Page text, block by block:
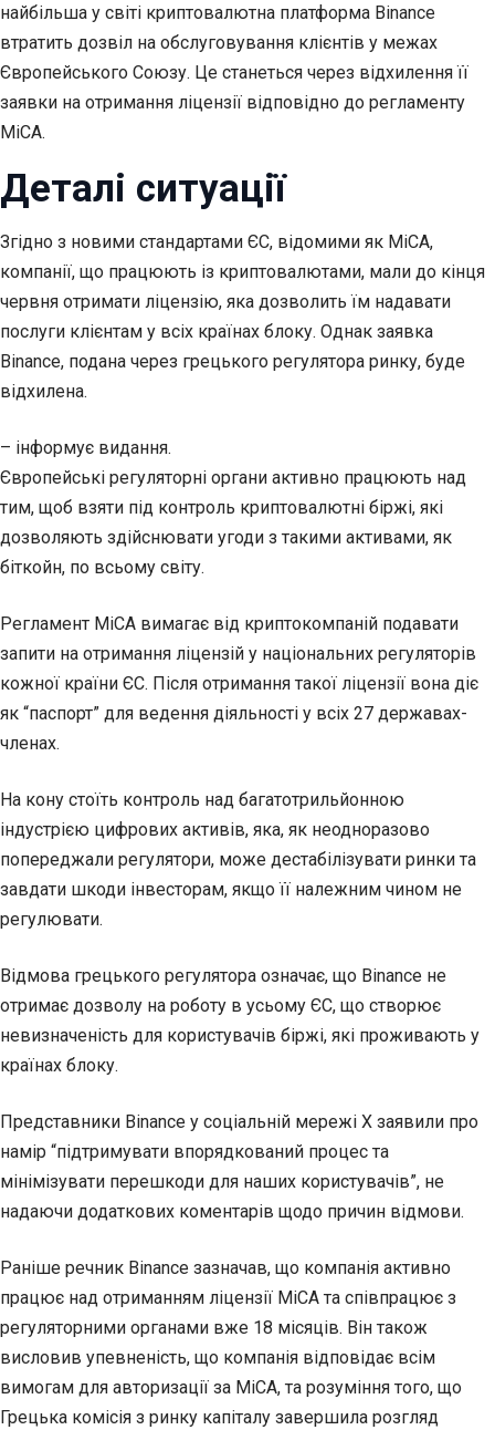
найбільша у світі криптовалютна платформа Binance
втратить дозвіл на обслуговування клієнтів у межах
Європейського Союзу. Це станеться через відхилення її
заявки на отримання ліцензії відповідно до регламенту
MiCA.
Деталі ситуації
Згідно з новими стандартами ЄС, відомими як MiCA,
компанії, що працюють із криптовалютами, мали до кінця
червня отримати ліцензію, яка дозволить їм надавати
послуги клієнтам у всіх країнах блоку. Однак заявка
Binance, подана через грецького регулятора ринку, буде
відхилена.
– інформує видання.
Європейські регуляторні органи активно працюють над
тим, щоб взяти під контроль криптовалютні біржі, які
дозволяють здійснювати угоди з такими активами, як
біткойн, по всьому світу.
Регламент MiCA вимагає від криптокомпаній подавати
запити на отримання ліцензій у національних регуляторів
кожної країни ЄС. Після отримання такої ліцензії вона діє
як “паспорт” для ведення діяльності у всіх 27 державах-
членах.
На кону стоїть контроль над багатотрильйонною
індустрією цифрових активів, яка, як неодноразово
попереджали регулятори, може дестабілізувати ринки та
завдати шкоди інвесторам, якщо її належним чином не
регулювати.
Відмова грецького регулятора означає, що Binance не
отримає дозволу на роботу в усьому ЄС, що створює
невизначеність для користувачів біржі, які проживають у
країнах блоку.
Представники Binance у соціальній мережі X заявили про
намір “підтримувати впорядкований процес та
мінімізувати перешкоди для наших користувачів”, не
надаючи додаткових коментарів щодо причин відмови.
Раніше речник Binance зазначав, що компанія активно
працює над отриманням ліцензії MiCA та співпрацює з
регуляторними органами вже 18 місяців. Він також
висловив упевненість, що компанія відповідає всім
вимогам для авторизації за MiCA, та розуміння того, що
Грецька комісія з ринку капіталу завершила розгляд